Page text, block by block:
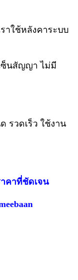
าใช้หลังคาระบบ
ซ็นสัญญา ไม่มี
รวดเร็ว ใช้งาน
คาที่ชัดเจน